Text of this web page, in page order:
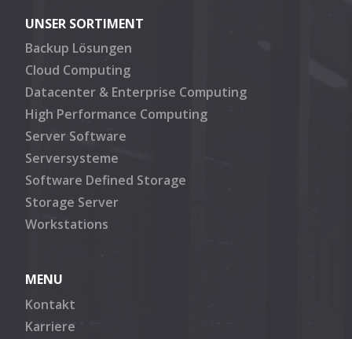
UNSER SORTIMENT
Backup Lösungen
Cloud Computing
Datacenter & Enterprise Computing
High Performance Computing
Server Software
Serversysteme
Software Defined Storage
Storage Server
Workstations
MENU
Kontakt
Karriere